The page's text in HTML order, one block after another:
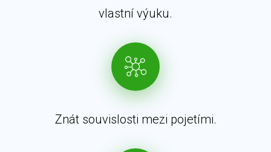
vlastní výuku.
Znát souvislosti mezi pojetími.